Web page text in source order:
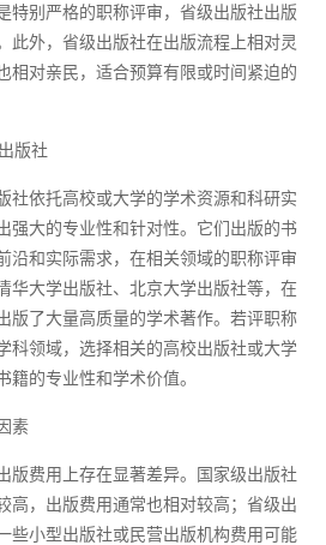
特别严格的职称评审，省级出版社出版
此外，省级出版社在出版流程上相对灵
相对亲民，适合预算有限或时间紧迫的
版社
社依托高校或大学的学术资源和科研实
强大的专业性和针对性。它们出版的书
沿和实际需求，在相关领域的职称评审
华大学出版社、北京大学出版社等，在
版了大量高质量的学术著作。若评职称
科领域，选择相关的高校出版社或大学
籍的专业性和学术价值。
素
版费用上存在显著差异。国家级出版社
高，出版费用通常也相对较高；省级出
些小型出版社或民营出版机构费用可能